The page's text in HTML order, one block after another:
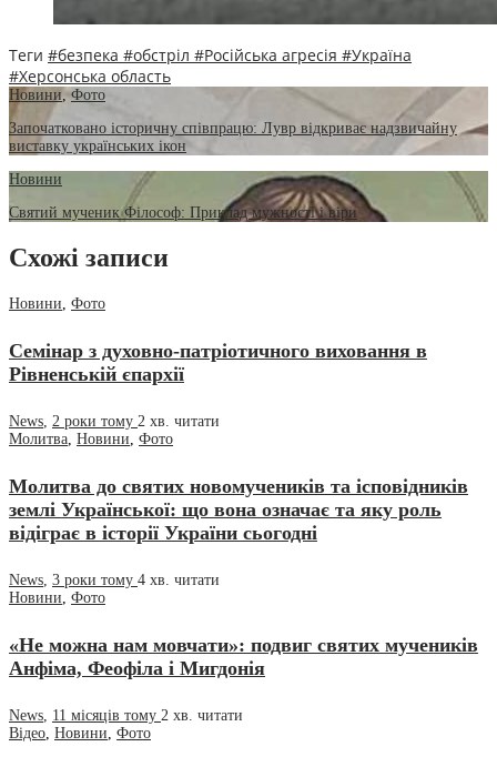
Теги #безпека #обстріл #Російська агресія #Україна
#Херсонська область
Новини,Фото
Започатковано історичну співпрацю: Лувр відкриває надзвичайну
виставку українських ікон
Новини
Святий мученик Філософ: Приклад мужності і віри
Схожі записи
Новини, Фото
Семінар з духовно-патріотичного виховання в
Рівненській єпархії
News, 2 роки тому 2 хв. читати
Молитва, Новини, Фото
Молитва до святих новомучеників та ісповідників
землі Української: що вона означає та яку роль
відіграє в історії України сьогодні
News, 3 роки тому 4 хв. читати
Новини, Фото
«Не можна нам мовчати»: подвиг святих мучеників
Анфіма, Феофіла і Мигдонія
News, 11 місяців тому 2 хв. читати
Відео, Новини, Фото